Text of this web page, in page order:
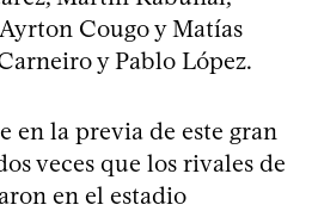
Cougo y Matías
y Pablo López.
en la previa de este gran
veces que los rivales de
en el estadio